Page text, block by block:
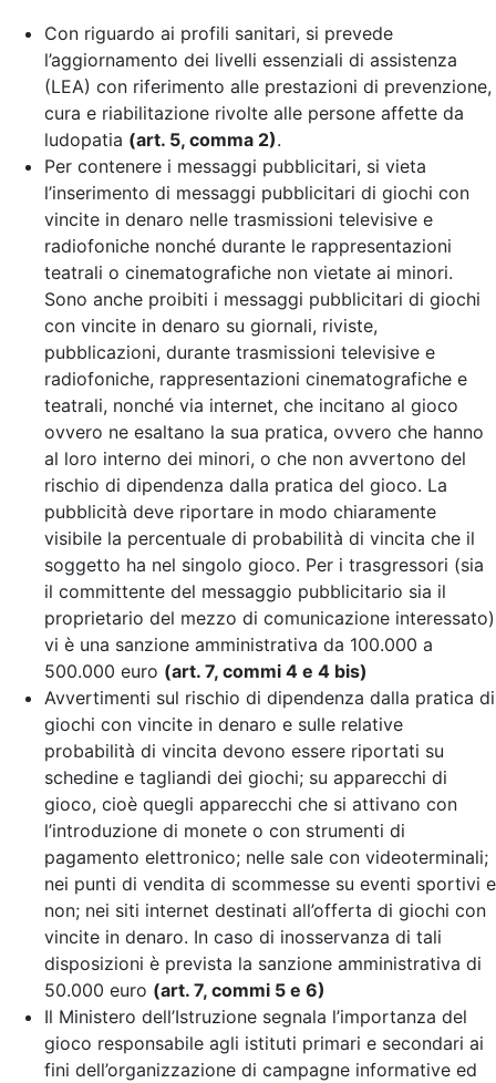
Con riguardo ai profili sanitari, si prevede
l’aggiornamento dei livelli essenziali di assistenza
(LEA) con riferimento alle prestazioni di prevenzione,
cura e riabilitazione rivolte alle persone affette da
ludopatia (art. 5, comma 2).
Per contenere i messaggi pubblicitari, si vieta
l’inserimento di messaggi pubblicitari di giochi con
vincite in denaro nelle trasmissioni televisive e
radiofoniche nonché durante le rappresentazioni
teatrali o cinematografiche non vietate ai minori.
Sono anche proibiti i messaggi pubblicitari di giochi
con vincite in denaro su giornali, riviste,
pubblicazioni, durante trasmissioni televisive e
radiofoniche, rappresentazioni cinematografiche e
teatrali, nonché via internet, che incitano al gioco
ovvero ne esaltano la sua pratica, ovvero che hanno
al loro interno dei minori, o che non avvertono del
rischio di dipendenza dalla pratica del gioco. La
pubblicità deve riportare in modo chiaramente
visibile la percentuale di probabilità di vincita che il
soggetto ha nel singolo gioco. Per i trasgressori (sia
il committente del messaggio pubblicitario sia il
proprietario del mezzo di comunicazione interessato)
vi è una sanzione amministrativa da 100.000 a
500.000 euro (art. 7, commi 4 e 4 bis)
Avvertimenti sul rischio di dipendenza dalla pratica di
giochi con vincite in denaro e sulle relative
probabilità di vincita devono essere riportati su
schedine e tagliandi dei giochi; su apparecchi di
gioco, cioè quegli apparecchi che si attivano con
l’introduzione di monete o con strumenti di
pagamento elettronico; nelle sale con videoterminali;
nei punti di vendita di scommesse su eventi sportivi e
non; nei siti internet destinati all’offerta di giochi con
vincite in denaro. In caso di inosservanza di tali
disposizioni è prevista la sanzione amministrativa di
50.000 euro (art. 7, commi 5 e 6)
Il Ministero dell’Istruzione segnala l’importanza del
gioco responsabile agli istituti primari e secondari ai
fini dell’organizzazione di campagne informative ed